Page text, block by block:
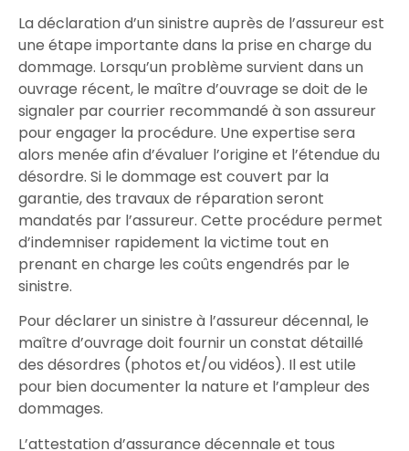
Ladéclarationd’unsinistre auprès de l’assureurest
une étape importante dans la prise en charge du
dommage. Lorsqu’un problème survient dans un
ouvrage récent, le maître d’ouvrage se doit de le
signaler parcourrier recommandé à sonassureur
pourengager la procédure. Une expertise sera
alors menée afin d’évaluer l’origine et l’étendue du
désordre. Si le dommage est couvert par la
garantie, des travauxde réparationseront
mandatés par l’assureur. Cette procédure permet
d’indemniser rapidement lavictime tout en
prenant en charge les coûts engendrés par le
sinistre.
Pourdéclarer un sinistre à l’assureurdécennal, le
maître d’ouvrage doit fournir unconstat détaillé
des désordres (photos et/ouvidéos). Il est utile
pour biendocumenter la nature et l’ampleur des
dommages.
L’attestation d’assurance décennale et tous